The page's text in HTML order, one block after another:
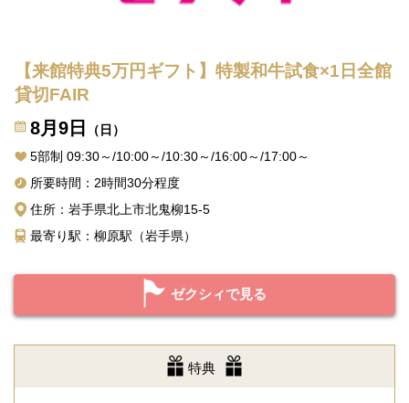
【来館特典5万円ギフト】特製和牛試食×1日全館
貸切FAIR
8月9日
（日）
5部制 09:30～/10:00～/10:30～/16:00～/17:00～
所要時間：2時間30分程度
住所：岩手県北上市北鬼柳15-5
最寄り駅：柳原駅（岩手県）
ゼクシィで見る
特典